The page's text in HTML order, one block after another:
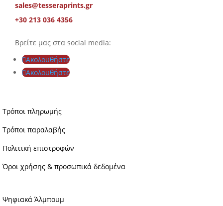
sales@tesseraprints.gr
+30 213 036 4356
Βρείτε μας στα social media:
Ακολουθήστε
Ακολουθήστε
Τρόποι πληρωμής
Τρόποι παραλαβής
Πολιτική επιστροφών
Όροι χρήσης & προσωπικά δεδομένα
Ψηφιακά Άλμπουμ